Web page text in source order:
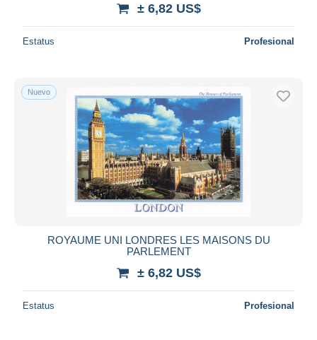
± 6,82 US$
Estatus Profesional
Nuevo
ROYAUME UNI LONDRES LES MAISONS DU
PARLEMENT
± 6,82 US$
Estatus Profesional